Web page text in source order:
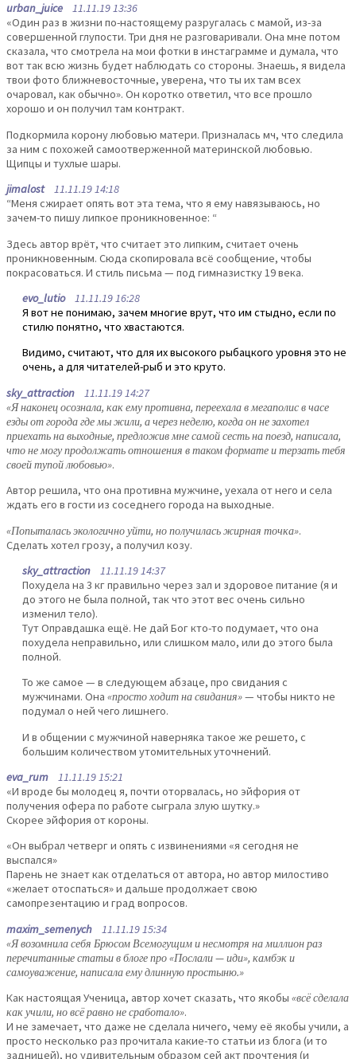
urban_juice 11.11.19 13:36
«Один раз в жизни по-настоящему разругалась с мамой, из-за
совершенной глупости. Три дня не разговаривали. Она мне потом
сказала, что смотрела на мои фотки в инстаграмме и думала, что
вот так всю жизнь будет наблюдать со стороны. Знаешь, я видела
твои фото ближневосточные, уверена, что ты их там всех
очаровал, как обычно». Он коротко ответил, что все прошло
хорошо и он получил там контракт.
Подкормила корону любовью матери. Призналась мч, что следила
за ним с похожей самоотверженной материнской любовью.
Щипцы и тухлые шары.
jimalost11.11.19 14:18
“Меня сжирает опять вот эта тема, что я ему навязываюсь, но
зачем-то пишу липкое проникновенное: “
Здесь автор врёт, что считает это липким, считает очень
проникновенным. Сюда скопировала всё сообщение, чтобы
покрасоваться. И стиль письма — под гимназистку 19 века.
evo_lutio11.11.19 16:28
Я вот не понимаю, зачем многие врут, что им стыдно, если по
стилю понятно, что хвастаются.
Видимо, считают, что для их высокого рыбацкого уровня это не
очень, а для читателей-рыб и это круто.
sky_attraction 11.11.19 14:27
«Я наконец осознала, как ему противна, переехала в мегаполис в часе
езды от города где мы жили, а через неделю, когда он не захотел
приехать на выходные, предложив мне самой сесть на поезд, написала,
что не могу продолжать отношения в таком формате и терзать тебя
своей тупой любовью».
Автор решила, что она противна мужчине, уехала от него и села
ждать его в гости из соседнего города на выходные.
«Попыталась экологично уйти, но получилась жирная точка».
Сделать хотел грозу, а получил козу.
sky_attraction 11.11.19 14:37
Похудела на 3 кг правильно через зал и здоровое питание (я и
до этого не была полной, так что этот вес очень сильно
изменил тело).
Тут Оправдашка ещё. Не дай Бог кто-то подумает, что она
похудела неправильно, или слишком мало, или до этого была
полной.
То же самое — в следующем абзаце, про свидания с
мужчинами. Она «просто ходит на свидания»— чтобы никто не
подумал о ней чего лишнего.
И в общении с мужчиной наверняка такое же решето, с
большим количеством утомительных уточнений.
eva_rum 11.11.19 15:21
«И вроде бы молодец я, почти оторвалась, но эйфория от
получения офера по работе сыграла злую шутку.»
Скорее эйфория от короны.
«Он выбрал четверг и опять с извинениями «я сегодня не
выспался»
Парень не знает как отделаться от автора, но автор милостиво
«желает отоспаться» и дальше продолжает свою
самопрезентацию и град вопросов.
maxim_semenych 11.11.19 15:34
«Я возомнила себя Брюсом Всемогущим и несмотря на миллион раз
перечитанные статьи в блоге про «Послали — иди», камбэк и
самоуважение, написала ему длинную простыню.»
Как настоящая Ученица, автор хочет сказать, что якобы «всё сделала
как учили, но всё равно не сработало».
И не замечает, что даже не сделала ничего, чему её якобы учили, а
просто несколько раз прочитала какие-то статьи из блога (и то
задницей), но удивительным образом сей акт прочтения (и